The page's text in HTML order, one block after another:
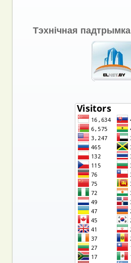
Тэхнічная падтрымка